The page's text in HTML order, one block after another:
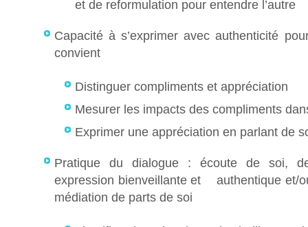
et de reformulation pour entendre l’autre
Capacité à s’exprimer avec authenticité
convient
Distinguer compliments et appréciation
Mesurer les impacts des compliments
Exprimer une appréciation en parlant de
Pratique du dialogue : écoute de soi,
expression bienveillante et authentique et/
médiation de parts de soi